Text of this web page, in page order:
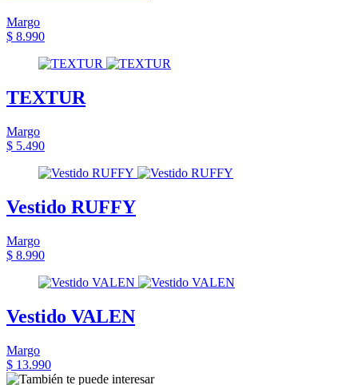
Margo
$ 8.990
TEXTUR
Margo
$ 5.490
Vestido RUFFY
Margo
$ 8.990
Vestido VALEN
Margo
$ 13.990